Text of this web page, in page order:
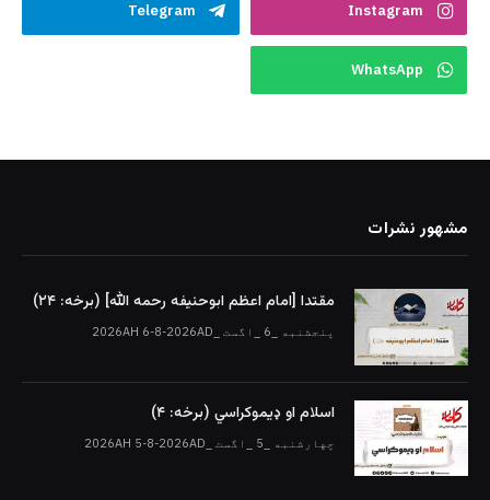
Instagram
Telegram
WhatsApp
مشهور نشرات
مقتدا [امام اعظم ابوحنیفه رحمه الله‎] (برخه: ۲۴)
پنجشنبه _6 _اگست _2026AH 6-8-2026AD
اسلام او ډیموکراسي (برخه: ۴)
چهارشنبه _5 _اگست _2026AH 5-8-2026AD